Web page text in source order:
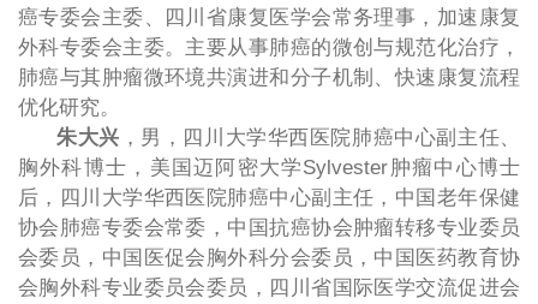
癌专委会主委、四川省康复医学会常务理事，加速康复
外科专委会主委。主要从事肺癌的微创与规范化治疗，
肺癌与其肿瘤微环境共演进和分子机制、快速康复流程
优化研究。
朱大兴 ，男，四川大学华西医院肺癌中心副主任、
胸外科博士，美国迈阿密大学Sylvester肿瘤中心博士
后，四川大学华西医院肺癌中心副主任，中国老年保健
协会肺癌专委会常委，中国抗癌协会肿瘤转移专业委员
会委员，中国医促会胸外科分会委员，中国医药教育协
会胸外科专业委员会委员，四川省国际医学交流促进会